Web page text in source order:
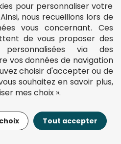
Ajouter au panier
/ gratuit à partir de 45 €.
pour acheter des puzzles de
à bon prix.
2011 - 2026
pour personnaliser votre
nous recueillons lors de
vous concernant. Ces
de vous proposer des
via des
vos données de navigation
choisir d'accepter ou de
souhaitez en savoir plus,
mes choix ».
Tout accepter